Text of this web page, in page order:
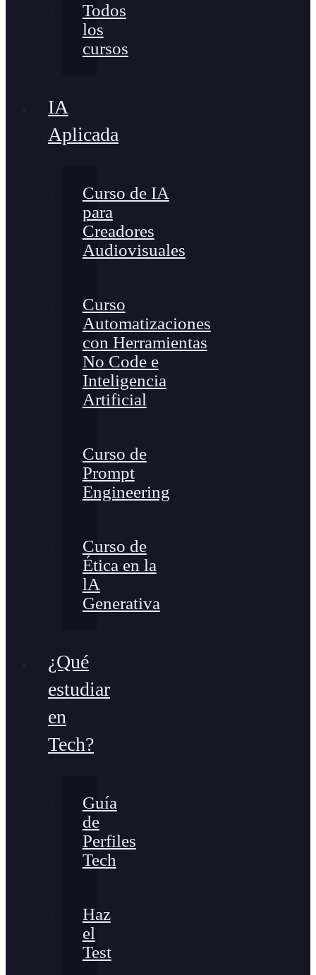
Todos
los
cursos
IA
Aplicada
Curso de IA
para
Creadores
Audiovisuales
Curso
Automatizaciones
con Herramientas
No Code e
Inteligencia
Artificial
Curso de
Prompt
Engineering
Curso de
Ética en la
lA
Generativa
¿Qué
estudiar
en
Tech?
Guía
de
Perfiles
Tech
Haz
el
Test